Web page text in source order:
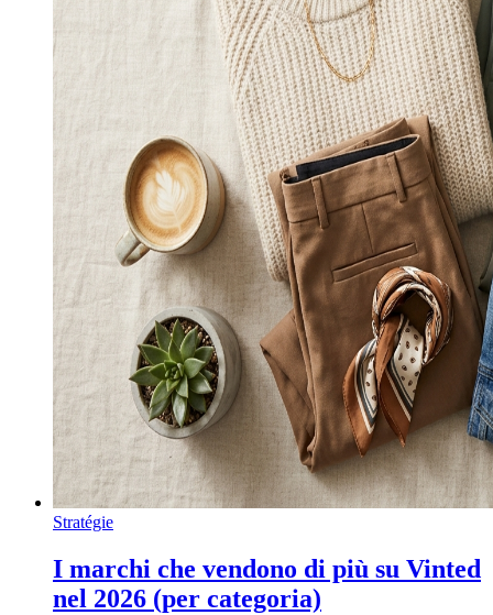
Stratégie
I marchi che vendono di più su Vinted
nel 2026 (per categoria)